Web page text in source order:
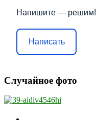
Напишите — решим!
Написать
Случайное фото